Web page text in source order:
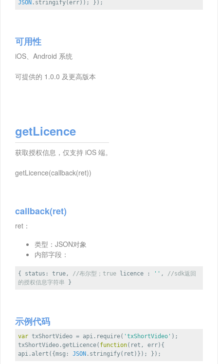
JSON .stringify(err)); });
可用性
iOS、Android 系统
可提供的 1.0.0 及更高版本
getLicence
获取授权信息，仅支持 iOS 端。
getLicence(callback(ret))
callback(ret)
ret：
类型：JSON对象
内部字段：
{ status :true, //布尔型；true licence : '' , //sdk返回
的授权信息字符串 }
示例代码
var txShortVideo = api.require( 'txShortVideo' );
txShortVideo.getLicence( function( ret, err) {
api.alert({msg :JSON .stringify(ret)}); });